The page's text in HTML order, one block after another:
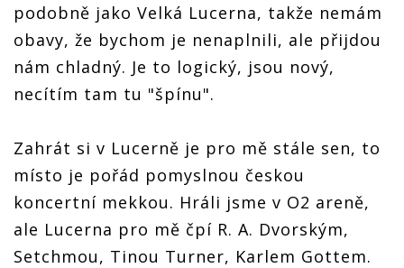
podobně jako Velká Lucerna, takže nemám
obavy, že bychom je nenaplnili, ale přijdou
nám chladný. Je to logický, jsou nový,
necítím tam tu "špínu".
Zahrát si v Lucerně je pro mě stále sen, to
místo je pořád pomyslnou českou
koncertní mekkou. Hráli jsme v O2 areně,
ale Lucerna pro mě čpí R. A. Dvorským,
Setchmou, Tinou Turner, Karlem Gottem.